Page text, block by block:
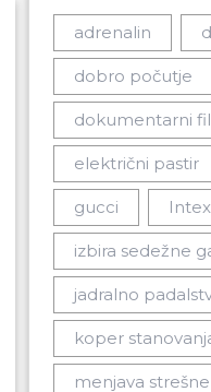
adrenalin
dobro počutje
dokumentarni
električni pastir
gucci Intex
izbira sedežne
jadralno
koper
menjava